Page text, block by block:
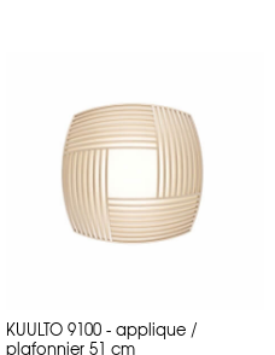
KUULTO 9100 - applique /
plafonnier 51 cm